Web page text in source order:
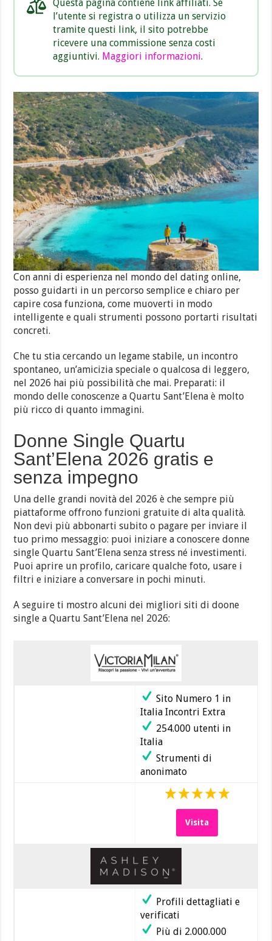
Questa pagina contiene link affiliati. Se
l’utente si registra o utilizza un servizio
tramite questi link, il sito potrebbe
ricevere una commissione senza costi
aggiuntivi. Maggiori informazioni.
Con anni di esperienza nel mondo del dating online,
posso guidarti in un percorso semplice e chiaro per
capire cosa funziona, come muoverti in modo
intelligente e quali strumenti possono portarti risultati
concreti.
Che tu stia cercando un legame stabile, un incontro
spontaneo, un’amicizia speciale o qualcosa di leggero,
nel 2026 hai più possibilità che mai. Preparati: il
mondo delle conoscenze a Quartu Sant’Elena è molto
più ricco di quanto immagini.
Donne Single Quartu
Sant’Elena 2026 gratis e
senza impegno
Una delle grandi novità del 2026 è che sempre più
piattaforme offrono funzioni gratuite di alta qualità.
Non devi più abbonarti subito o pagare per inviare il
tuo primo messaggio: puoi iniziare a conoscere donne
single Quartu Sant’Elena senza stress né investimenti.
Puoi aprire un profilo, caricare qualche foto, usare i
filtri e iniziare a conversare in pochi minuti.
A seguire ti mostro alcuni dei migliori siti di doone
single a Quartu Sant’Elena nel 2026:
Sito Numero 1 in
Italia Incontri Extra
254.000 utenti in
Italia
Strumenti di
anonimato
Visita
Profili dettagliati e
verificati
Più di 2.000.000